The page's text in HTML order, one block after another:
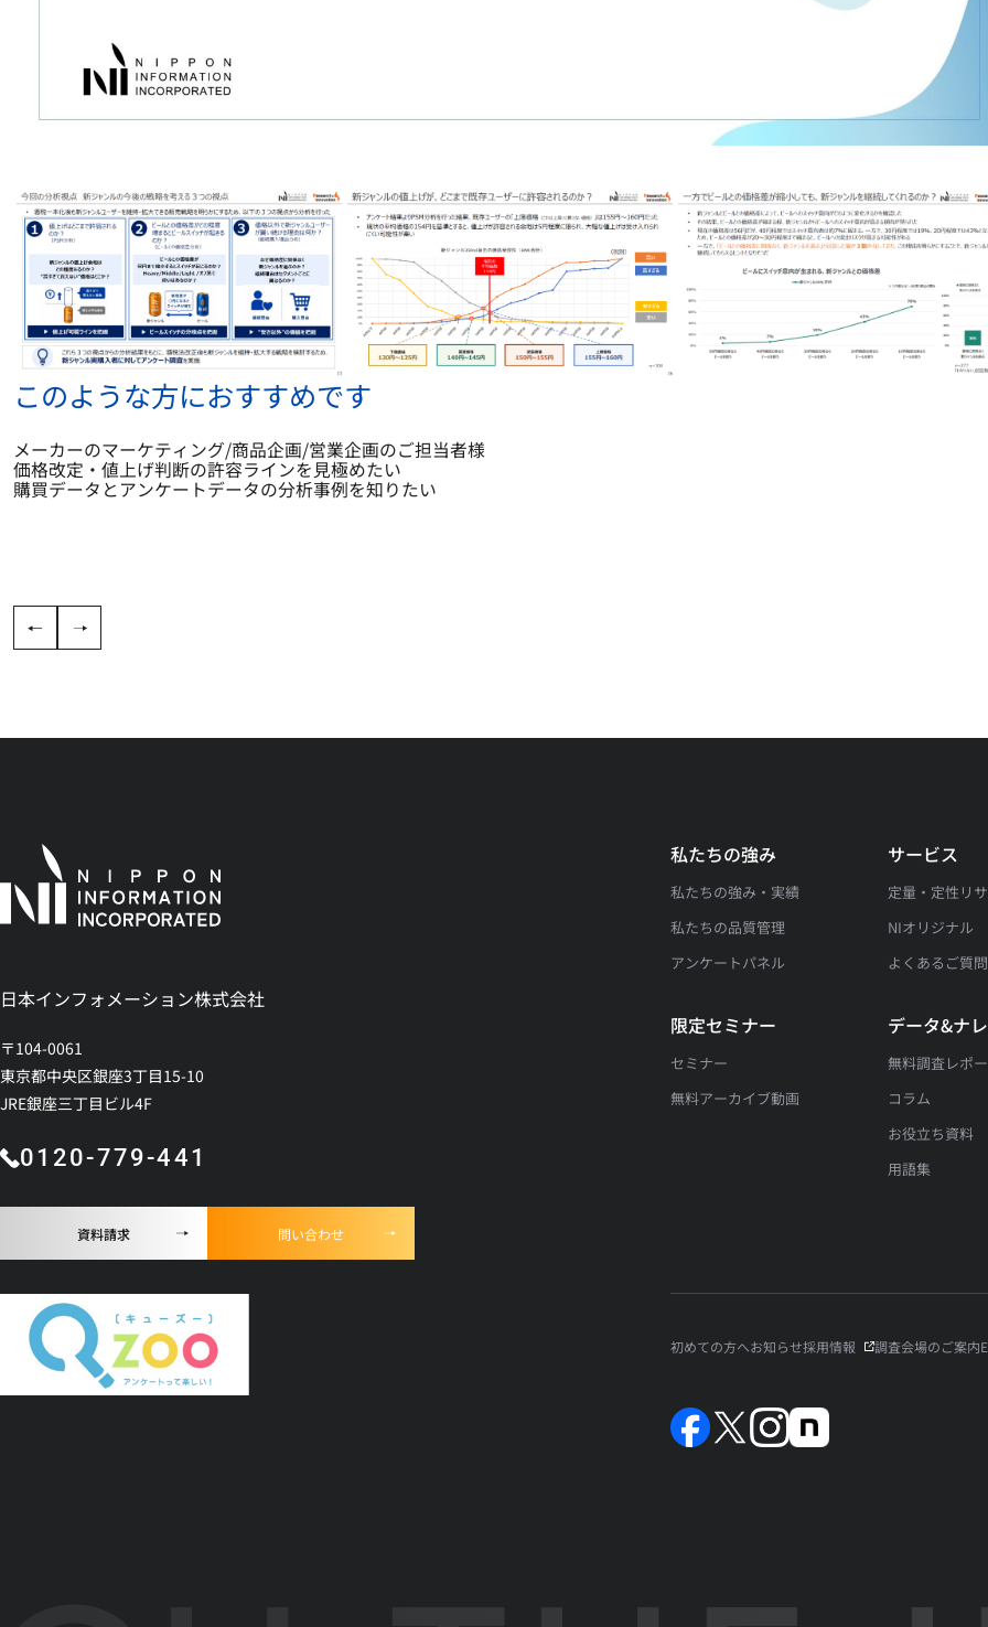
このような方におすすめです
メーカーのマーケティング/商品企画/営業企画のご担当者様
価格改定・値上げ判断の許容ラインを見極めたい
購買データとアンケートデータの分析事例を知りたい
日本インフォメーション株式会社
〒104-0061
東京都中央区銀座3丁目15-10
JRE銀座三丁目ビル4F
0120-779-441
資料請求 問い合わせ
私たちの強み
私たちの強み・実績
私たちの品質管理
アンケートパネル
サービス
定量・定性リ
NIオリジナル
よくあるご質問
限定セミナー
セミナー
無料アーカイブ動画
データ&ナ
無料調査レポ
コラム
お役立ち資料
用語集
初めての方へお知らせ採用情報 調査会場のご案内